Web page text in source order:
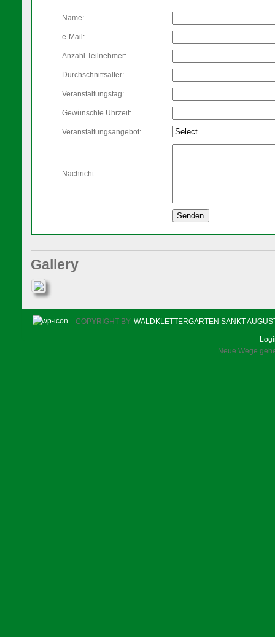
Name:
e-Mail:
Anzahl Teilnehmer:
Durchschnittsalter:
Veranstaltungstag:
Gewünschte Uhrzeit:
Veranstaltungsangebot:
Nachricht:
Gallery
COPYRIGHT BY WALDKLETTERGARTEN SANKT
Neue Wege